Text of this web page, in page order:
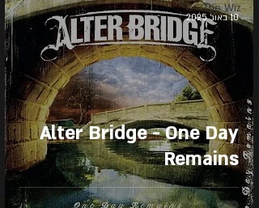
The Wiz
Alter Bridge - One Day
Remains
10 באוג׳ 2025